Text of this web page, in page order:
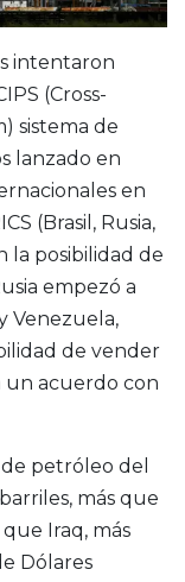
intentaron
(Cross-
sistema de
lanzado en
en
(Brasil, Rusia,
la posibilidad de
empezó a
Venezuela,
de vender
un acuerdo con
petróleo del
más que
Iraq, más
Dólares